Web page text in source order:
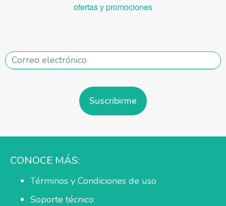
ofertas y promociones
Suscribirme
CONOCE MÁS:
Términos y Condiciones de uso
Soporte técnico